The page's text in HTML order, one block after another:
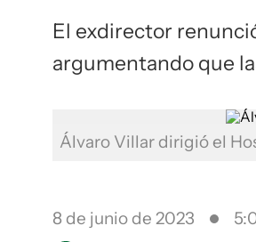
El exdirector
argumentando que
Álvaro Villar dirigió el
8 de junio de 2023